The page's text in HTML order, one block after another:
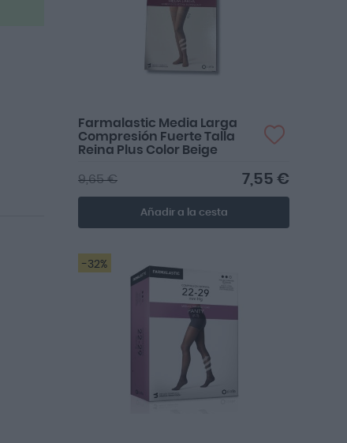
Farmalastic Media Larga
Compresión Fuerte Talla
Reina Plus Color Beige
7,55 €
9,65 €
Añadir a la cesta
-32%
La calidad del producto ha sido la
esperada.